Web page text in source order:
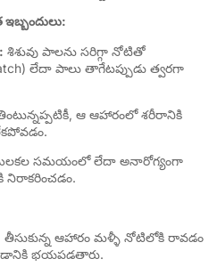
శిశువు పాలను సరిగ్గా నోటితో
లేదా పాలు తాగేటప్పుడు త్వరగా
ఆ ఆహారంలో శరీరానికి
సమయంలో లేదా అనారోగ్యంగా
నిరాకరించడం.
తీసుకున్న ఆహారం మళ్ళీ నోటిలోకి రావడం
భయపడతారు.